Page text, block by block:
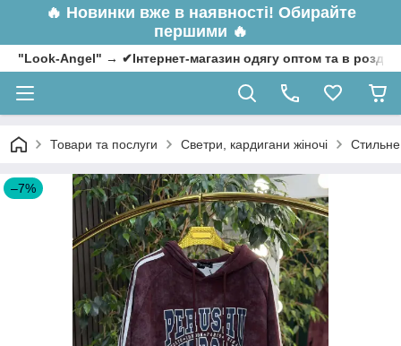
🔥 Новинки вже в наявності! Обирайте
першими 🔥
"Look-Angel" → ✔Інтернет-магазин одягу оптом та в
Товари та послуги Светри, кардигани жіночі
–7%